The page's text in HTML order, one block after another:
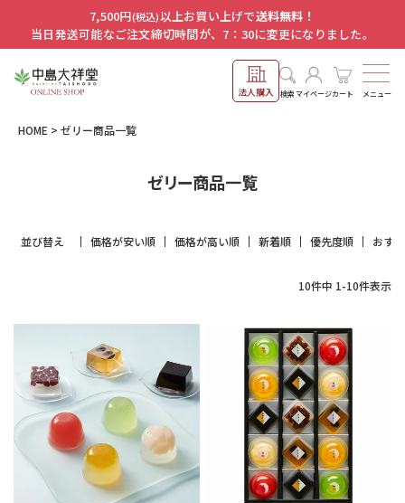
7,500円(税込)以上お買い上げで送料無料！
当日発送可能なご注文締切時間が、7：30に変更になりました。
法人購入 検索マイページカート メニュー
HOME ゼリー商品一覧
ゼリー商品一覧
並び替え 価格が安い順 価格が高い順 新着順 優先度順 おす
10件中 1-10件表示